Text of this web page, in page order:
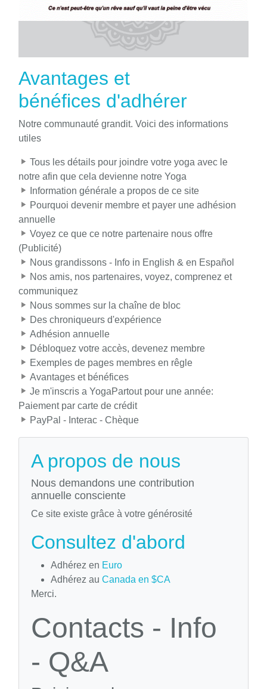
Avantages et
bénéfices d'adhérer
Notre communauté grandit. Voici des informations
utiles
Tous les détails pour joindre votre yoga avec le
notre afin que cela devienne notre Yoga
Information générale a propos de ce site
Pourquoi devenir membre et payer une adhésion
annuelle
Voyez ce que ce notre partenaire nous offre
(Publicité)
Nous grandissons - Info in English & en Español
Nos amis, nos partenaires, voyez, comprenez et
communiquez
Nous sommes sur la chaîne de bloc
Des chroniqueurs d'expérience
Adhésion annuelle
Débloquez votre accès, devenez membre
Exemples de pages membres en rêgle
Avantages et bénéfices
Je m'inscris a YogaPartout pour une année:
Paiement par carte de crédit
PayPal - Interac - Chèque
A propos de nous
Nous demandons une contribution
annuelle consciente
Ce site existe grâce à votre générosité
Consultez d'abord
Adhérez en Euro
Adhérez au Canada en $CA
Merci.
Contacts - Info
- Q&A